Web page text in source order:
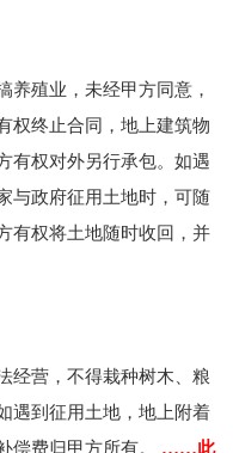
养殖业，未经甲方同意，
权终止合同，地上建筑物
有权对外另行承包。如遇
与政府征用土地时，可随
有权将土地随时收回，并
经营，不得栽种树木、粮
遇到征用土地，地上附着
偿费归甲方所有。 ……此